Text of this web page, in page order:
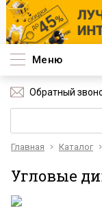
Меню
Обратный
Главная Каталог
Угловые